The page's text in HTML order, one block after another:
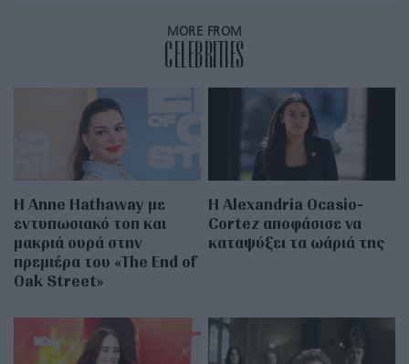
MORE FROM
CELEBRITIES
Η Anne Hathaway με
εντυπωσιακό τοπ και
μακριά ουρά στην
πρεμιέρα του «The End of
Oak Street»
Η Alexandria Ocasio-
Cortez αποφάσισε να
καταψύξει τα ωάριά της